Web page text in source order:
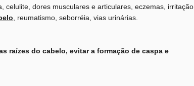
celulite, dores musculares e articulares, eczemas, irritação
, reumatismo, seborréia, vias urinárias.
raízes do cabelo, evitar a formação de caspa e